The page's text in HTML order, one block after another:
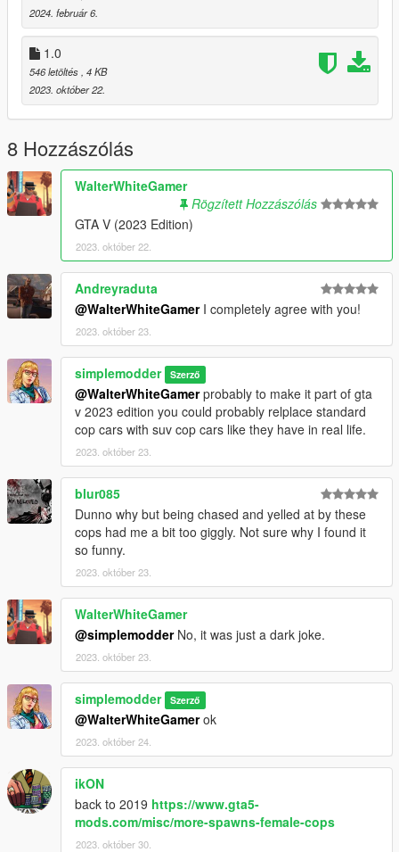
2024. február 6.
1.0
546 letöltés , 4 KB
2023. október 22.
8 Hozzászólás
WalterWhiteGamer
Rögzített Hozzászólás
GTA V (2023 Edition)
2023. október 22.
Andreyraduta
@WalterWhiteGamerI completely agree with you!
2023. október 23.
simplemodder Szerző
@WalterWhiteGamerprobably to make it part of gta
v 2023 edition you could probably relplace standard
cop cars with suv cop cars like they have in real life.
2023. október 23.
blur085
Dunno why but being chased and yelled at by these
cops had me a bit too giggly. Not sure why I found it
so funny.
2023. október 23.
WalterWhiteGamer
@simplemodderNo, it was just a dark joke.
2023. október 23.
simplemodder Szerző
@WalterWhiteGamerok
2023. október 24.
ikON
back to 2019 https://www.gta5-
mods.com/misc/more-spawns-female-cops
2023. október 30.